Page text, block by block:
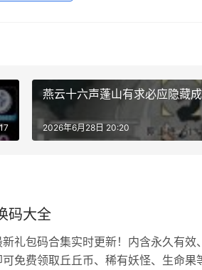
燕云十六声蓬山有求必应隐藏
2026年6月28日 20:20
码大全
新礼包码合集实时更新！内含永久有
免费领取丘丘币、稀有妖怪、生命果